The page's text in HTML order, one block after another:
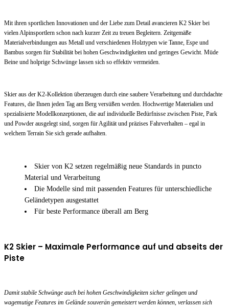
Mit ihren sportlichen Innovationen und der Liebe zum Detail avancieren K2 Skier bei
vielen Alpinsportlern schon nach kurzer Zeit zu treuen Begleitern. Zeitgemäße
Materialverbindungen aus Metall und verschiedenen Holztypen wie Tanne, Espe und
Bambus sorgen für Stabilität bei hohen Geschwindigkeiten und geringes Gewicht. Müde
Beine und holprige Schwünge lassen sich so effektiv vermeiden.
Skier aus der K2-Kollektion überzeugen durch eine saubere Verarbeitung und durchdachte
Features, die Ihnen jeden Tag am Berg versüßen werden. Hochwertige Materialien und
spezialisierte Modellkonzeptionen, die auf individuelle Bedürfnisse zwischen Piste, Park
und Powder ausgelegt sind, sorgen für Agilität und präzises Fahrverhalten – egal in
welchem Terrain Sie sich gerade aufhalten.
Skier von K2 setzen regelmäßig neue Standards in puncto
Material und Verarbeitung
Die Modelle sind mit passenden Features für unterschiedliche
Geländetypen ausgestattet
Für beste Performance überall am Berg
K2 Skier – Maximale Performance auf und abseits der
Piste
Damit stabile Schwünge auch bei hohen Geschwindigkeiten sicher gelingen und
wagemutige Features im Gelände souverän gemeistert werden können, verlassen sich